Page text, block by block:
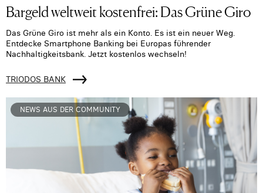
Bargeld weltweit kostenfrei: Das Grüne Giro
Das Grüne Giro ist mehr als ein Konto. Es ist ein neuer Weg.
Entdecke Smartphone Banking bei Europas führender
Nachhaltigkeitsbank. Jetzt kostenlos wechseln!
TRIODOS BANK
NEWS AUS DER COMMUNITY